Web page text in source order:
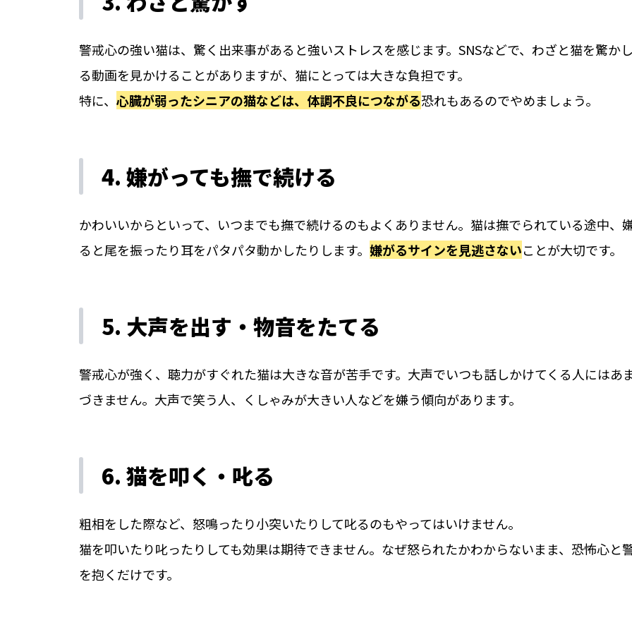
警戒心の強い猫は、驚く出来事があると強いストレスを感じます。SNSなどで、わざと猫を驚か
る動画を見かけることがありますが、猫にとっては大きな負担です。
特に、 心臓が弱ったシニアの猫などは、体調不良につながる恐れもあるのでやめましょう。
4. 嫌がっても撫で続ける
かわいいからといって、いつまでも撫で続けるのもよくありません。猫は撫でられている途中、
ると尾を振ったり耳をパタパタ動かしたりします。 嫌がるサインを見逃さないことが大切です。
5. 大声を出す・物音をたてる
警戒心が強く、聴力がすぐれた猫は大きな音が苦手です。大声でいつも話しかけてくる人にはあ
づきません。大声で笑う人、くしゃみが大きい人などを嫌う傾向があります。
6. 猫を叩く・叱る
粗相をした際など、怒鳴ったり小突いたりして叱るのもやってはいけません。
猫を叩いたり叱ったりしても効果は期待できません。なぜ怒られたかわからないまま、恐怖心と
を抱くだけです。